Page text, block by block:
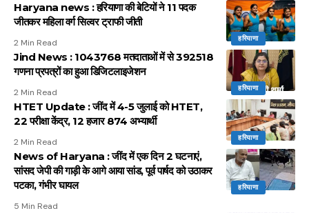
हरियाणा
Haryana news : हरियाणा की बेटियों ने 11 पदक
जीतकर महिला वर्ग सिल्वर ट्राफी जीती
2 Min Read
हरियाणा
Jind News : 1043768 मतदाताओं में से 392518
गणना प्रपत्रों का हुआ डिजिटलाइजेशन
2 Min Read
हरियाणा
HTET Update : जींद में 4-5 जुलाई को HTET,
22 परीक्षा केंद्र, 12 हजार 874 अभ्यार्थी
2 Min Read
हरियाणा
News of Haryana : जींद में एक दिन 2 घटनाएं,
सांसद जेपी की गाड़ी के आगे आया सांड, पूर्व पार्षद को उठाकर
पटका, गंभीर घायल
5 Min Read